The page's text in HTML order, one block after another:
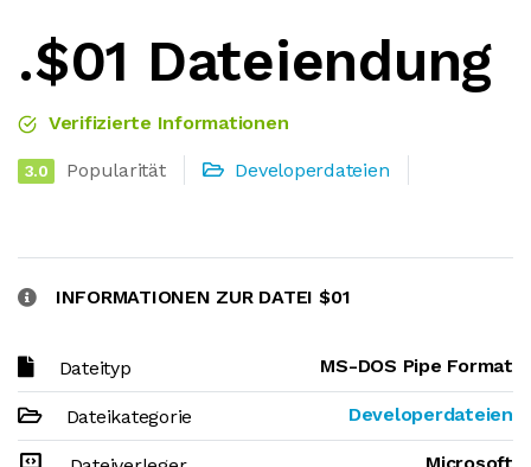
.$01 Dateiendung
Verifizierte Informationen
3.0 Popularität Developerdateien
INFORMATIONEN ZUR DATEI $01
Dateityp MS-DOS Pipe Format
Dateikategorie Developerdateien